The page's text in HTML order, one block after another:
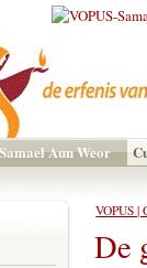
Aun Weor
VOPUS |
De